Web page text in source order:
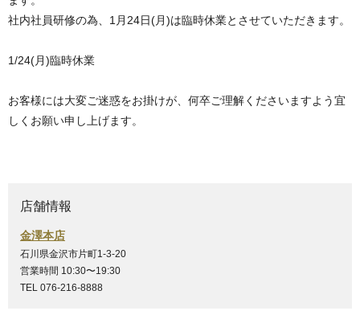
社内社員研修の為、1月24日(月)は臨時休業とさせていただきます。
1/24(月)臨時休業
お客様には大変ご迷惑をお掛けが、何卒ご理解くださいますよう宜
しくお願い申し上げます。
店舗情報
金澤本店
石川県金沢市片町1-3-20
営業時間 10:30〜19:30
TEL 076-216-8888